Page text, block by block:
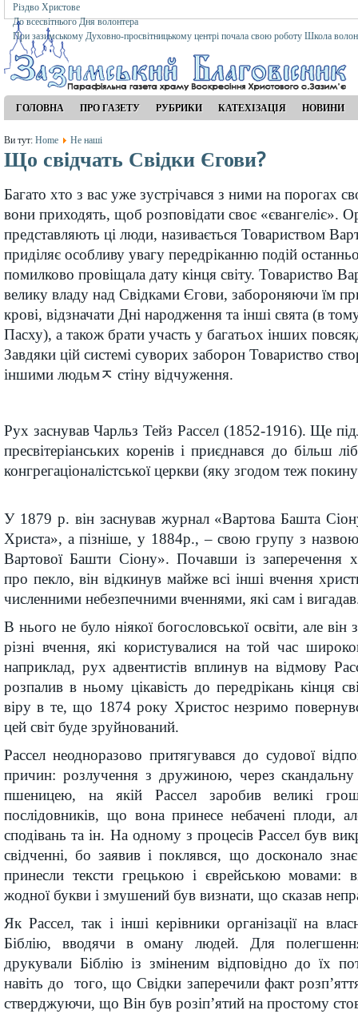
Різдво Христове
До всесвітнього Дня волонтера
При зазимському Духовно-просвітницькому центрі почала свою роботу Школа
ГОЛОВНА ПРО ГАЗЕТУ РУБРИКИ КАТЕХІЗАЦІЯ НОВИНИ
Ви тут: Home Не наші
Що свідчать Свідки Єгови?
Багато хто з вас уже зустрічався з ними на порогах
вони приходять, щоб розповідати своє «євангеліє».
представляють ці люди, називається Товариством
приділяє особливу увагу передріканню подій
помилково провіщала дату кінця світу. Товариство
велику владу над Свідками Єгови, забороняючи їм
крові, відзначати Дні народження та інші свята (в
Пасху), а також брати участь у багатьох інших
Завдяки цій системі суворих заборон Товариство
іншими людьмﾸ стіну відчуження.
Рух заснував Чарльз Тейз Рассел (1852-1916). Ще
пресвітеріанських коренів і приєднався до більш
конгрегаціоналістської церкви (яку згодом теж
У 1879 р. він заснував журнал «Вартова Башта
Христа», а пізніше, у 1884р., – свою групу з
Вартової Башти Сіону». Почавши із заперечення
про пекло, він відкинув майже всі інші вчення
численними небезпечними вченнями, які сам і
В нього не було ніякої богословської освіти, але він
різні вчення, які користувалися на той час
наприклад, рух адвентистів вплинув на відмову
розпалив в ньому цікавість до передрікань кінця
віру в те, що 1874 року Христос незримо
цей світ буде зруйнований.
Рассел неодноразово притягувався до судової
причин: розлучення з дружиною, через скандальну
пшеницею, на якій Рассел заробив великі
послідовників, що вона принесе небачені плоди,
сподівань та ін. На одному з процесів Рассел був
свідченні, бо заявив і поклявся, що досконало
принесли тексти грецькою і єврейською мовами:
жодної букви і змушений був визнати, що сказав
Як Рассел, так і інші керівники організації на
Біблію, вводячи в оману людей. Для
друкували Біблію із зміненим відповідно до їх
навіть до того, що Свідки заперечили факт
стверджуючи, що Він був розіп’ятий на простому